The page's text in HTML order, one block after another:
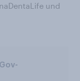
und